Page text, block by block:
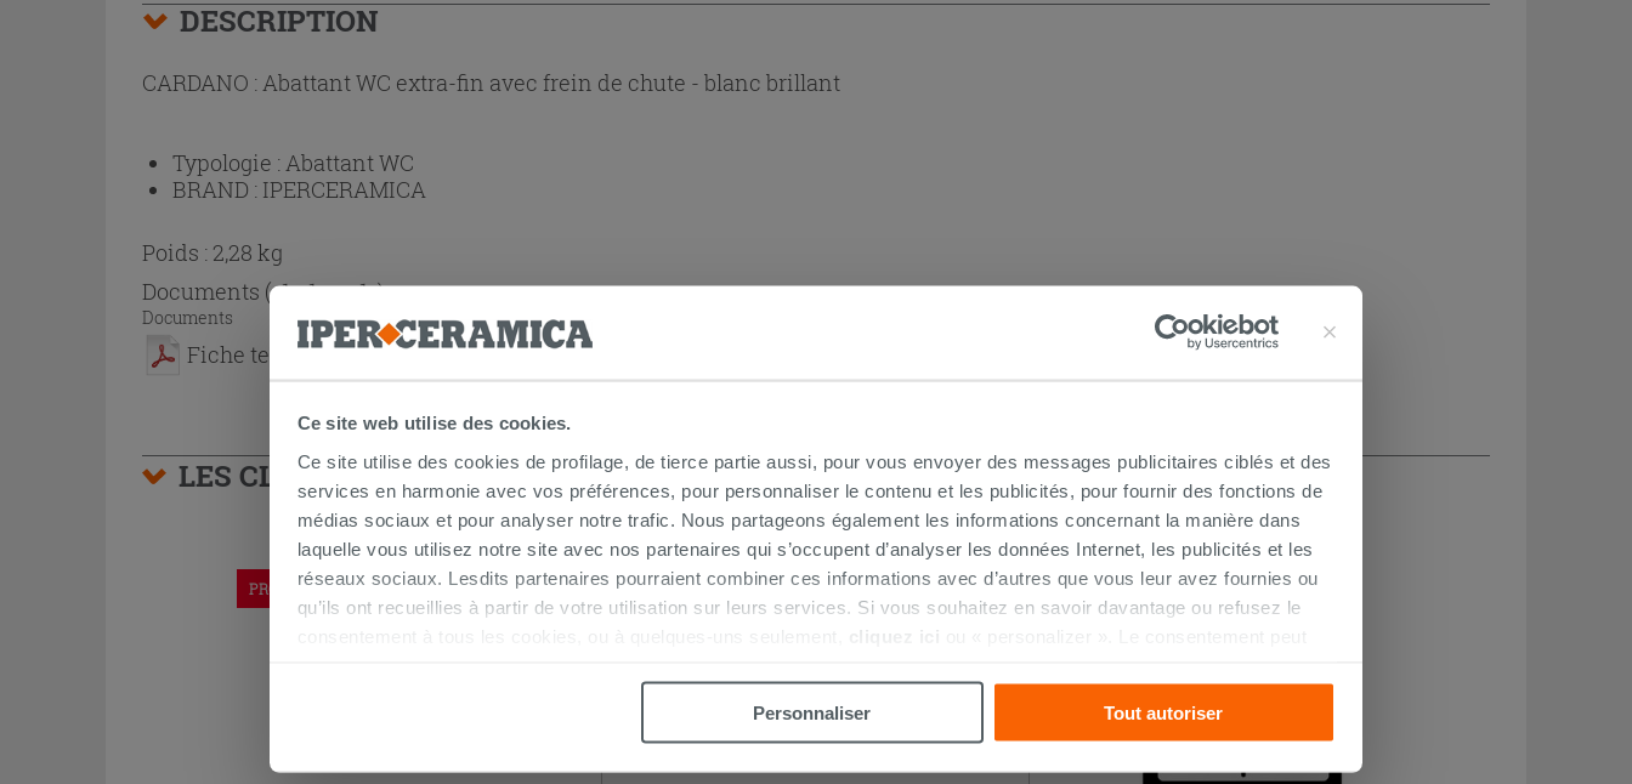
Ce site web utilise des cookies.
Ce site utilise des cookies de profilage, de tierce partie aussi, pour vous envoyer des messages publicitaires ciblés et des
services en harmonie avec vos préférences, pour personnaliser le contenu et les publicités, pour fournir des fonctions de
médias sociaux et pour analyser notre trafic. Nous partageons également les informations concernant la manière dans
laquelle vous utilisez notre site avec nos partenaires qui s’occupent d’analyser les données Internet, les publicités et les
réseaux sociaux. Lesdits partenaires pourraient combiner ces informations avec d’autres que vous leur avez fournies ou
qu’ils ont recueillies à partir de votre utilisation sur leurs services. Si vous souhaitez en savoir davantage ou refusez le
consentement à tous les cookies, ou à quelques-uns seulement,
cliquez ici ou « personalizer ». Le consentement peut
Personnaliser
Tout autoriser
DESCRIPTION
CARDANO : Abattant WC extra-fin avec frein de chute - blanc brillant
Typologie :Abattant WC
BRAND : IPERCERAMICA
Poids : 2,28 kg
Documents ( 1 - 1 sur 1 )
Documents
Fiche technique
LES CLIENTS AYANT ACHETÉ CE PRODUIT ONT ÉGALEMENT ACHETÉ
PROMO